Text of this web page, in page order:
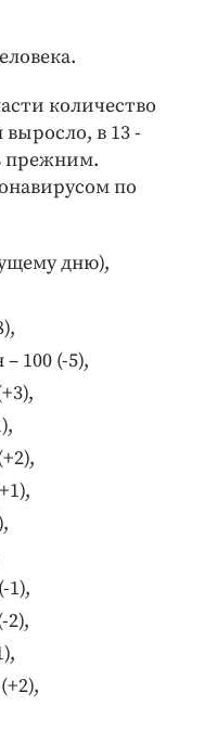
количество
в 13 -
прежним.
по
дню),
100 (-5),
1),
2),